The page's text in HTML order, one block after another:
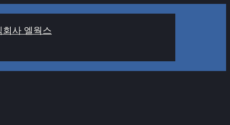
회사 엘웍스